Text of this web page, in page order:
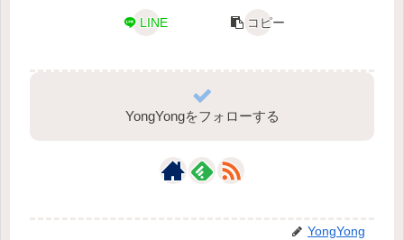
LINE コピー
YongYongをフォローする
YongYong